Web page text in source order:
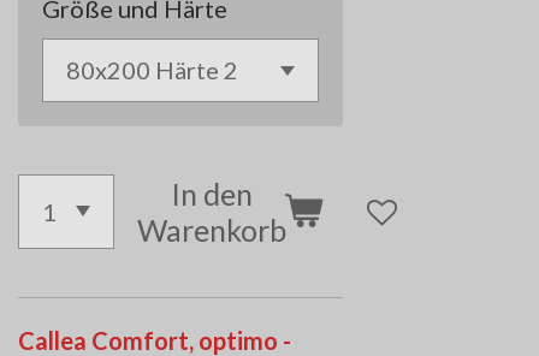
Größe und Härte
In den
Warenkorb
Callea Comfort, optimo -